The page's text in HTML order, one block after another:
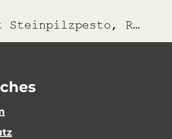
Flanksteak-Rolle mit Steinpilzpesto, Rucola und Parmaschinken